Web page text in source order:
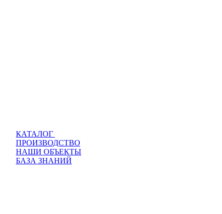
КАТАЛОГ
ПРОИЗВОДСТВО
НАШИ ОБЪЕКТЫ
БАЗА ЗНАНИЙ